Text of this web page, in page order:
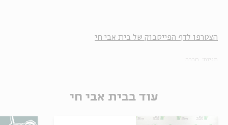
הצטרפו לדף הפייסבוק של בית אבי חי
עוד בבית אבי חי